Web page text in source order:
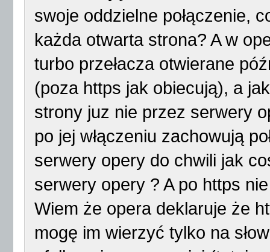
swoje oddzielne połączenie,
każda otwarta strona? A w
turbo przełacza otwierane
(poza https jak obiecują), a
strony juz nie przez serwery
po jej włączeniu zachowują
serwery opery do chwili jak
serwery opery ? A po https
Wiem że opera deklaruje że
mogę im wierzyć tylko na